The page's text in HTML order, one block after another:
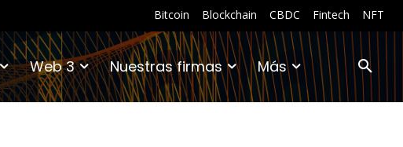
Bitcoin Blockchain CBDC Fintech NFT
Web 3 Nuestras firmas Más